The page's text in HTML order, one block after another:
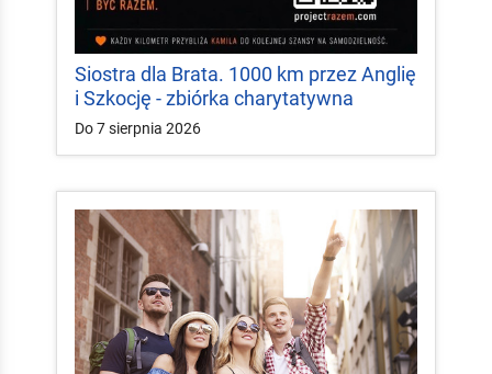
Siostra dla Brata. 1000 km przez Anglię
i Szkocję - zbiórka charytatywna
Do 7 sierpnia 2026